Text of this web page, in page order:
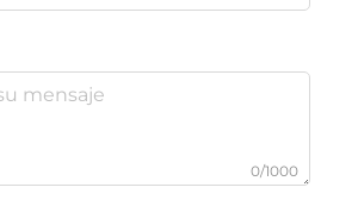
0/1000